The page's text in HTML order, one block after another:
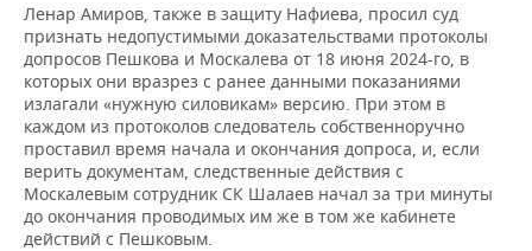
Ленар Амиров, также в защиту Нафиева, просил суд
признать недопустимыми доказательствами протоколы
допросов Пешкова и Москалева от 18 июня 2024-го, в
которых они вразрез с ранее данными показаниями
излагали «нужную силовикам» версию. При этом в
каждом из протоколов следователь собственноручно
проставил время начала и окончания допроса, и, если
верить документам, следственные действия с
Москалевым сотрудник СК Шалаев начал за три минуты
до окончания проводимых им же в том же кабинете
действий с Пешковым.